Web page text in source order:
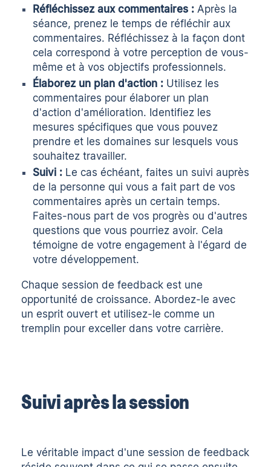
Réfléchissez aux commentaires :Après la
séance, prenez le temps de réfléchir aux
commentaires. Réfléchissez à la façon dont
cela correspond à votre perception de vous-
même et à vos objectifs professionnels.
Élaborez un plan d'action : Utilisez les
commentaires pour élaborer un plan
d'action d'amélioration. Identifiez les
mesures spécifiques que vous pouvez
prendre et les domaines sur lesquels vous
souhaitez travailler.
Suivi : Le cas échéant, faites un suivi auprès
de la personne qui vous a fait part de vos
commentaires après un certain temps.
Faites-nous part de vos progrès ou d'autres
questions que vous pourriez avoir. Cela
témoigne de votre engagement à l'égard de
votre développement.
Chaque session de feedback est une
opportunité de croissance. Abordez-le avec
un esprit ouvert et utilisez-le comme un
tremplin pour exceller dans votre carrière.
Suivi après la session
Le véritable impact d'une session de feedback